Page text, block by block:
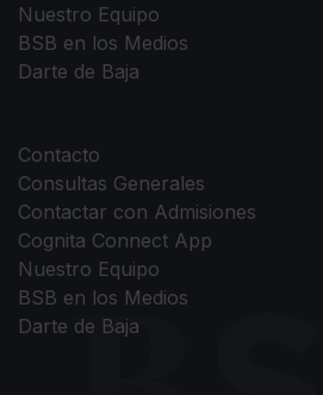
Nuestro Equipo
BSB en los Medios
Darte de Baja
Contacto
Consultas Generales
Contactar con Admisiones
Cognita Connect App
Nuestro Equipo
BSB en los Medios
Darte de Baja